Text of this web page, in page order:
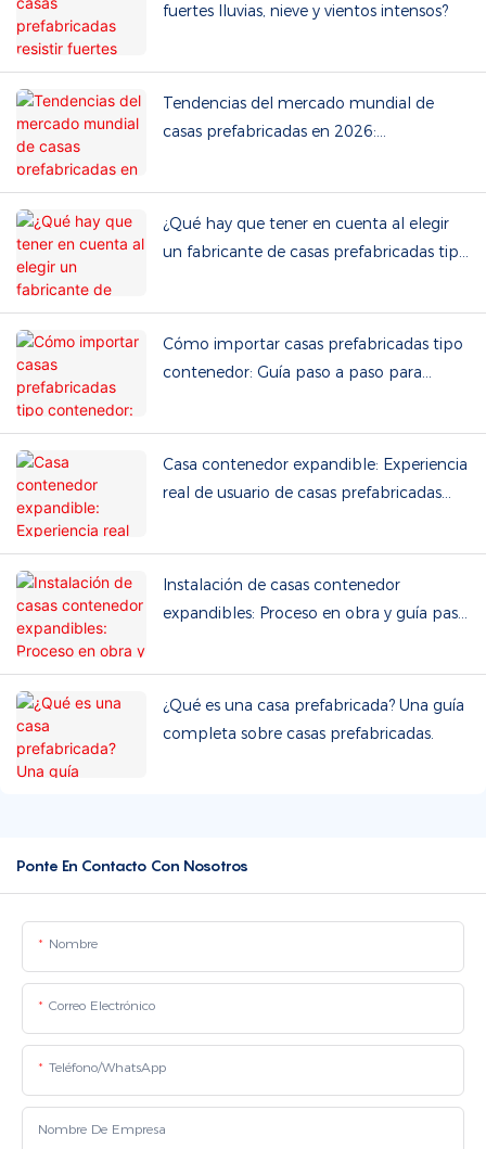
fuertes lluvias, nieve y vientos intensos?
Tendencias del mercado mundial de
casas prefabricadas en 2026:
costes.
¿Qué hay que tener en cuenta al elegir
un fabricante de casas prefabricadas tipo
Cómo importar casas prefabricadas tipo
contenedor: Guía paso a paso para
Casa contenedor expandible: Experiencia
real de usuario de casas prefabricadas
Instalación de casas contenedor
expandibles: Proceso en obra y guía paso
¿Qué es una casa prefabricada? Una guía
completa sobre casas prefabricadas.
Ponte En Contacto Con Nosotros
Nombre
Correo Electrónico
Teléfono/WhatsApp
Nombre De Empresa